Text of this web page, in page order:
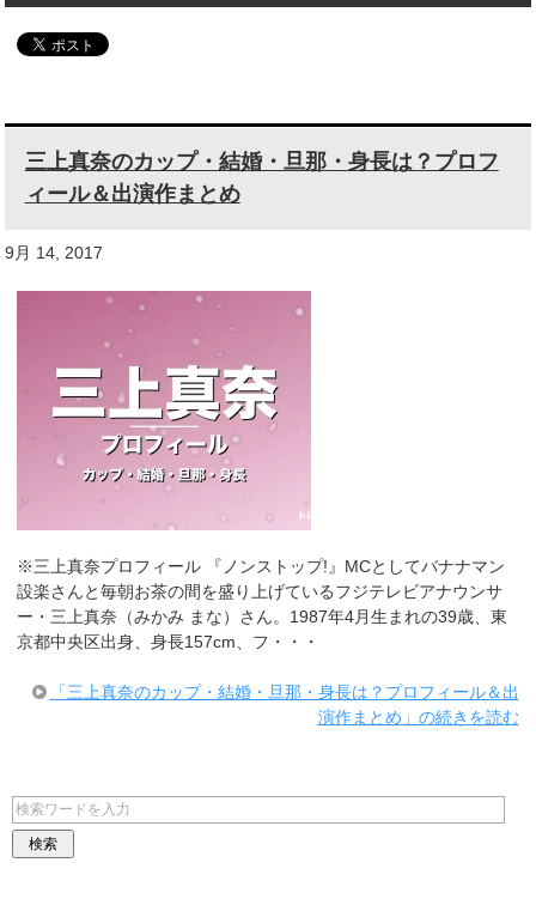
三上真奈のカップ・結婚・旦那・身長は？プロフ
ィール＆出演作まとめ
9月 14, 2017
※三上真奈プロフィール 『ノンストップ!』MCとしてバナナマン
設楽さんと毎朝お茶の間を盛り上げているフジテレビアナウンサ
ー・三上真奈（みかみ まな）さん。1987年4月生まれの39歳、東
京都中央区出身、身長157cm、フ・・・
「三上真奈のカップ・結婚・旦那・身長は？プロフィール＆出
演作まとめ」の続きを読む